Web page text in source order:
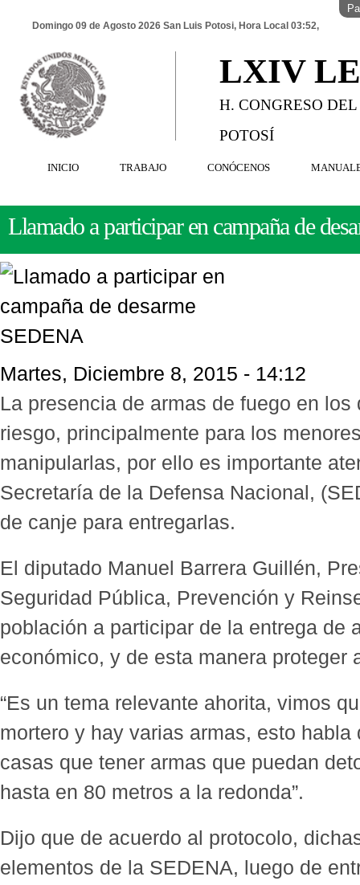
Domingo 09 de Agosto 2026 San Luis Potosi, Hora Local 03:52,
LXIV
H. CONGRESO
POTOSÍ
INICIO TRABAJO CONÓCENOS
Llamado a participar en campaña de
Martes, Diciembre 8, 2015 - 14:12
La presencia de armas de fuego en
riesgo, principalmente para los
manipularlas, por ello es importante
Secretaría de la Defensa Nacional,
de canje para entregarlas.
El diputado Manuel Barrera Guillén,
Seguridad Pública, Prevención y
población a participar de la entrega de
económico, y de esta manera proteger
“Es un tema relevante ahorita, vimos
mortero y hay varias armas, esto
casas que tener armas que puedan
hasta en 80 metros a la redonda”.
Dijo que de acuerdo al protocolo,
elementos de la SEDENA, luego de